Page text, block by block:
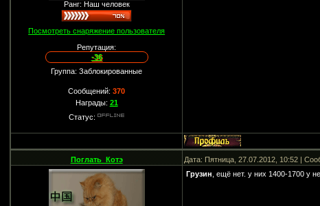
Ранг: Наш человек
Посмотреть снаряжение пользователя
Репутация:
-36
Группа: Заблокированные
Сообщений:370
Награды: 21
Статус:
Поглать_Котэ Дата: Пятница, 27.07.2012, 10:52 |
Грузин , ещё нет. у них 1400-1700 у